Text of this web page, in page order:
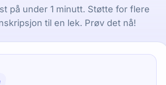
på under 1 minutt. Støtte for flere
til en lek. Prøv det nå!